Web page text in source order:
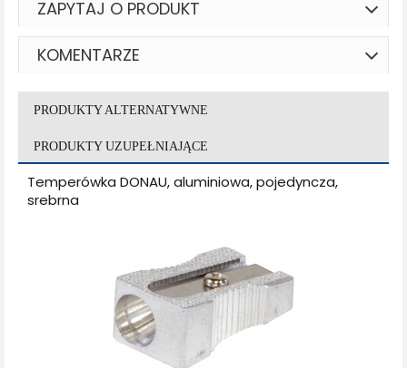
ZAPYTAJ O PRODUKT
KOMENTARZE
PRODUKTY ALTERNATYWNE
PRODUKTY UZUPEŁNIAJĄCE
Temperówka DONAU, aluminiowa, pojedyncza,
srebrna